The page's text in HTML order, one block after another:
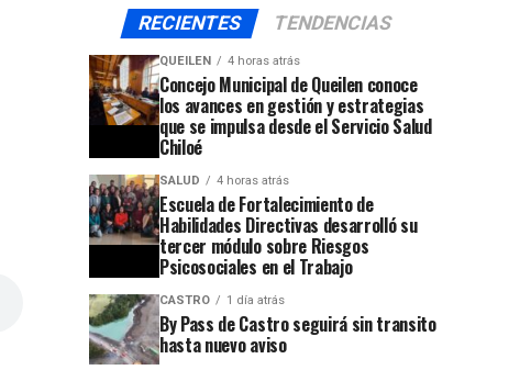
RECIENTES TENDENCIAS
QUEILEN 4 horas atrás
Concejo Municipal de Queilen conoce
los avances en gestión y estrategias
que se impulsa desde el Servicio Salud
Chiloé
SALUD 4 horas atrás
Escuela de Fortalecimiento de
Habilidades Directivas desarrolló su
tercer módulo sobre Riesgos
Psicosociales en el Trabajo
CASTRO 1 día atrás
By Pass de Castro seguirá sin transito
hasta nuevo aviso